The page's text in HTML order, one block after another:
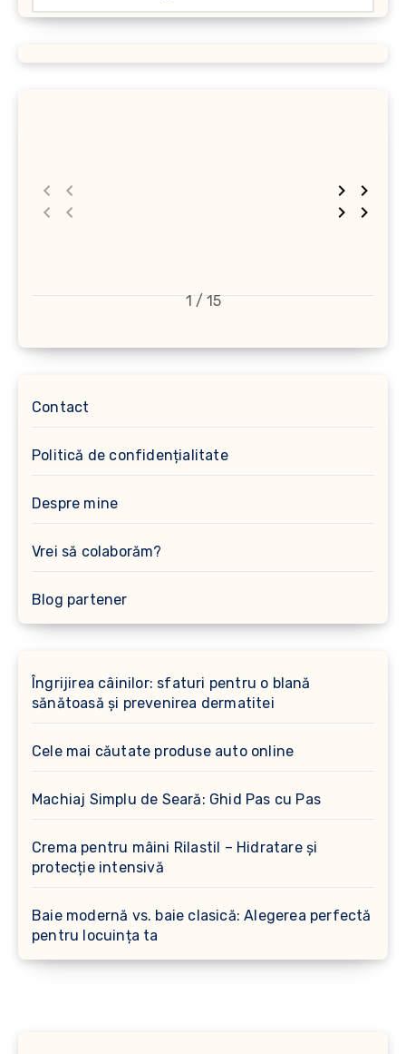
1 / 15
Contact
Politică de confidențialitate
Despre mine
Vrei să colaborăm?
Blog partener
Îngrijirea câinilor: sfaturi pentru o blană
sănătoasă și prevenirea dermatitei
Cele mai căutate produse auto online
Machiaj Simplu de Seară: Ghid Pas cu Pas
Crema pentru mâini Rilastil – Hidratare și
protecție intensivă
Baie modernă vs. baie clasică: Alegerea perfectă
pentru locuința ta